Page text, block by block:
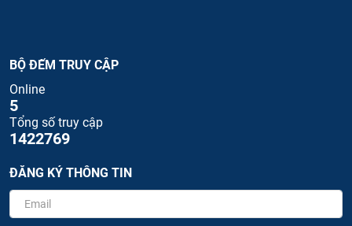
BỘ ĐẾM TRUY CẬP
Online
5
Tổng số truy cập
1422769
ĐĂNG KÝ THÔNG TIN